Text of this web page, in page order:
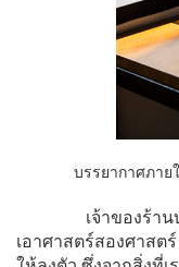
บรรยากาศภาย
เจ้าของร้านบอก
เอาศาสตร์สองศาส